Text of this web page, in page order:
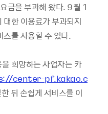
금을 부과해 왔다. 9월 1
한 이용료가 부과되지
스를 사용할 수 있다.
희망하는 사업자는 카
center-pf.kakao.c
뒤 손쉽게 서비스를 이